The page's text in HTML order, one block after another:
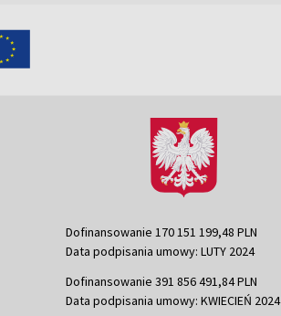
Dofinansowanie 170 151 199,48 PLN
Data podpisania umowy: LUTY 2024
Dofinansowanie 391 856 491,84 PLN
Data podpisania umowy: KWIECIEŃ 2024